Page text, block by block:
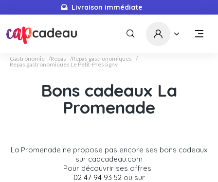
Livraison immédiate
Gastronomie Repas
Repas gastronomiques
Repas gastronomiques Le Petit-Pressigny
Bons cadeaux La
Promenade
La Promenade ne propose pas encore ses bons cadeaux
sur capcadeau.com
Pour découvrir ses offres :
02 47 94 93 52ou sur